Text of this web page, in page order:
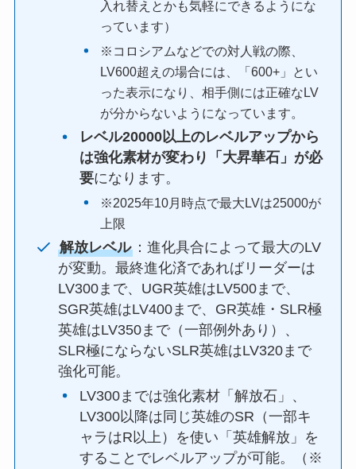
入れ替えとかも気軽にできるようにな
っています）
※コロシアムなどでの対人戦の際、
LV600超えの場合には、「600+」とい
った表示になり、相手側には正確なLV
が分からないようになっています。
レベル20000以上のレベルアップから
は強化素材が変わり「大昇華石」が必
要になります。
※2025年10月時点で最大LVは25000が
上限
解放レベル：進化具合によって最大のLV
が変動。最終進化済であればリーダーは
LV300まで、UGR英雄はLV500まで、
SGR英雄はLV400まで、GR英雄・SLR極
英雄はLV350まで（一部例外あり）、
SLR極にならないSLR英雄はLV320まで
強化可能。
LV300までは強化素材「解放石」、
LV300以降は同じ英雄のSR（一部キ
ャラはR以上）を使い「英雄解放」を
することでレベルアップが可能。（※